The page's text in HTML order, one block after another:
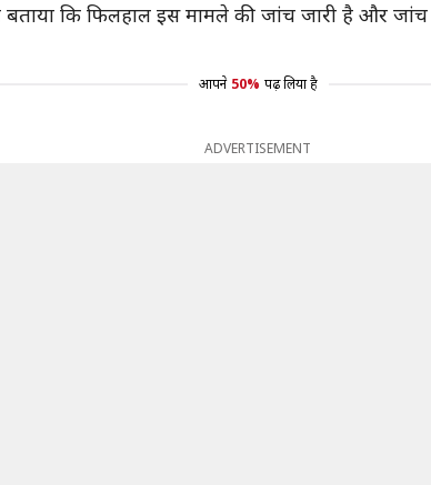
कि फिलहाल इस मामले की जांच जारी है और जांच
आपने 50% पढ़ लिया है
ADVERTISEMENT